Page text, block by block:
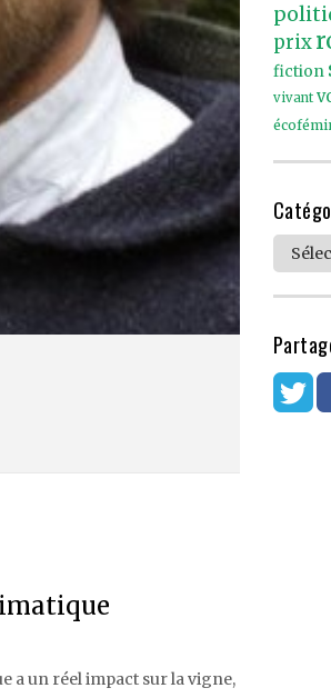
a un réel impact sur la vigne,
prix
fiction
vivant